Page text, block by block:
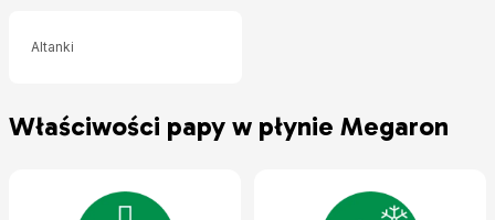
Altanki
Właściwości papy w płynie Megaron